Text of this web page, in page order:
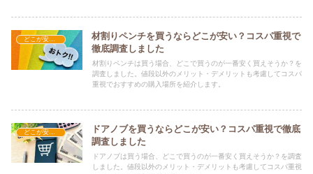
どこが安い？-工具・DIY
材割りペンチを買うならどこが安い？コスパ重視で
徹底調査しました
材割りペンチは買う場合、どこで買うのが一番安く買えそうか？を
調査しました。値段以外のメリット・デメリットも考慮してコスパ
重視でおすすめの購入場所を紹介します。
どこが安い？-工具・DIY
ドアノブを買うならどこが安い？コスパ重視で徹底
調査しました
ドアノブは買う場合、どこで買うのが一番安く買えそうか？を調査
しました。値段以外のメリット・デメリットも考慮してコスパ重視